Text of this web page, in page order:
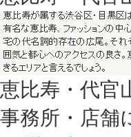
恵比寿・代官
事務所・店舗